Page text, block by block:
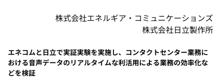
株式会社エネルギア・コミュニケーションズ
株式会社日立製作所
エネコムと日立で実証実験を実施し、コンタクトセンター業務に
おける音声データのリアルタイムな利活用による業務の効率化な
どを検証